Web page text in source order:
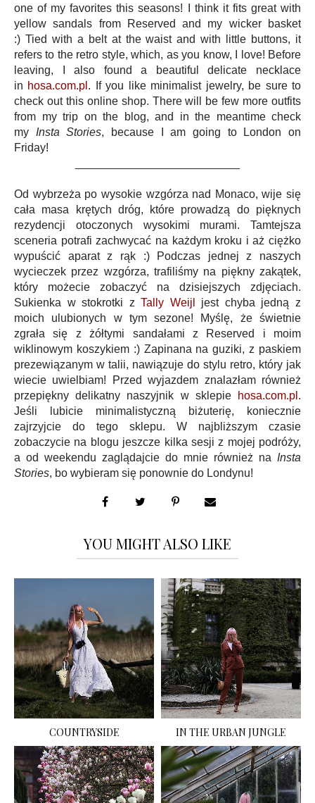
one of my favorites this seasons! I think it fits great with
yellow sandals from Reserved and my wicker basket
:) Tied with a belt at the waist and with little buttons, it
refers to the retro style, which, as you know, I love! Before
leaving, I also found a beautiful delicate necklace
in hosa.com.pl . If you like minimalist jewelry, be sure to
check out this online shop. There will be few more outfits
from my trip on the blog, and in the meantime check
my Insta Stories, because I am going to London on
Friday!
Od wybrzeża po wysokie wzgórza nad Monaco, wije się
cała masa krętych dróg, które prowadzą do pięknych
rezydencji otoczonych wysokimi murami. Tamtejsza
sceneria potrafi zachwycać na każdym kroku i aż ciężko
wypuścić aparat z rąk :) Podczas jednej z naszych
wycieczek przez wzgórza, trafiliśmy na piękny zakątek,
który możecie zobaczyć na dzisiejszych zdjęciach.
Sukienka w stokrotki zTally Weijl
jest chyba jedną z
moich ulubionych w tym sezone! Myślę, że świetnie
zgrała się z żółtymi sandałami z Reserved i moim
wiklinowym koszykiem :) Zapinana na guziki, z paskiem
prezewiązanym w talii, nawiązuje do stylu retro, który jak
wiecie uwielbiam! Przed wyjazdem znalazłam również
przepiękny delikatny naszyjnik w sklepie
hosa.com.pl .
Jeśli lubicie minimalistyczną biżuterię, koniecznie
zajrzyjcie do tego sklepu. W najbliższym czasie
zobaczycie na blogu jeszcze kilka sesji z mojej podróży,
a od weekendu zaglądajcie do mnie również na Insta
Stories, bo wybieram się ponownie do Londynu!
YOU MIGHT ALSO LIKE
COUNTRYSIDE IN THE URBAN JUNGLE